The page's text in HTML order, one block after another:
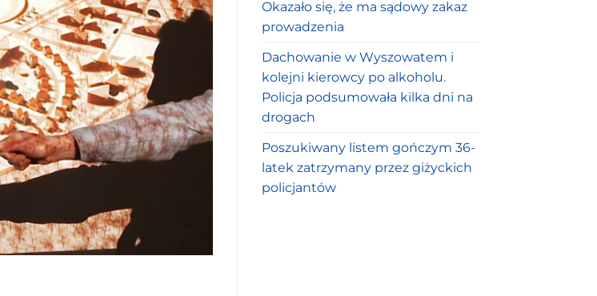
Okazało się, że ma sądowy zakaz
prowadzenia
Dachowanie w Wyszowatem i
kolejni kierowcy po alkoholu.
Policja podsumowała kilka dni na
drogach
Poszukiwany listem gończym 36-
latek zatrzymany przez giżyckich
policjantów